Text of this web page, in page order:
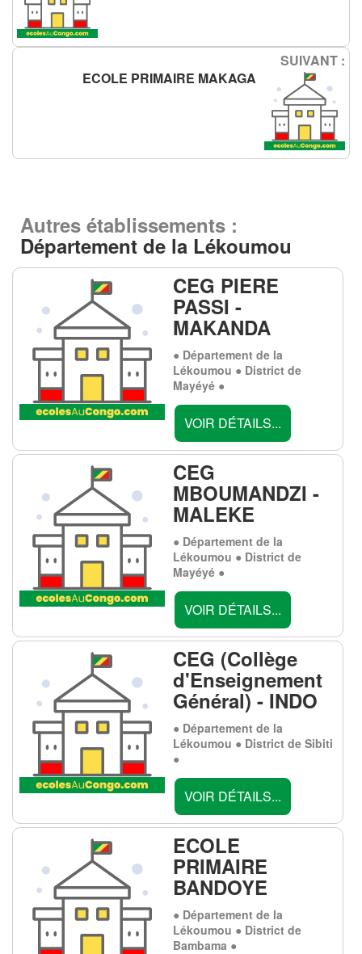
SUIVANT :
ECOLE PRIMAIRE MAKAGA
Autres établissements :
Département de la Lékoumou
CEG PIERE
PASSI -
MAKANDA
● Département de la
Lékoumou ● District de
Mayéyé ●
VOIR DÉTAILS...
CEG
MBOUMANDZI -
MALEKE
● Département de la
Lékoumou ● District de
Mayéyé ●
VOIR DÉTAILS...
CEG (Collège
d'Enseignement
Général) - INDO
● Département de la
Lékoumou ● District de Sibiti
●
VOIR DÉTAILS...
ECOLE
PRIMAIRE
BANDOYE
● Département de la
Lékoumou ● District de
Bambama ●